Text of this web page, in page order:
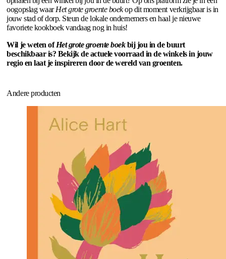
oogopslag waarHet grote groente boekop dit moment verkrijgbaar is in
jouw stad of dorp. Steun de lokale ondernemers en haal je nieuwe
favoriete kookboek vandaag nog in huis!
Wil je weten ofHet grote groente boekbij jou in de buurt
beschikbaar is? Bekijk de actuele voorraad in de winkels in jouw
regio en laat je inspireren door de wereld van groenten.
Andere producten